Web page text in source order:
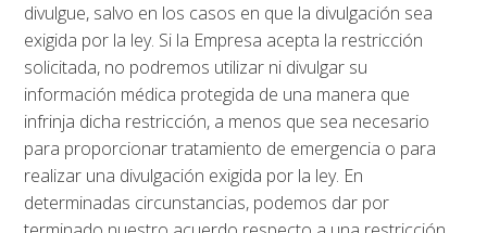
divulgue, salvo en los casos en que la divulgación sea
exigida por la ley. Si la Empresa acepta la restricción
solicitada, no podremos utilizar ni divulgar su
información médica protegida de una manera que
infrinja dicha restricción, a menos que sea necesario
para proporcionar tratamiento de emergencia o para
realizar una divulgación exigida por la ley. En
determinadas circunstancias, podemos dar por